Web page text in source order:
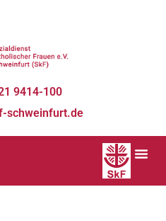
9414-100
schweinfurt.de